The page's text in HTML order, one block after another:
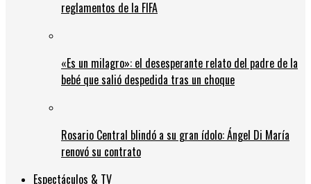
reglamentos de la FIFA
«Es un milagro»: el desesperante relato del padre de la
bebé que salió despedida tras un choque
Rosario Central blindó a su gran ídolo: Ángel Di María
renovó su contrato
Espectáculos & TV